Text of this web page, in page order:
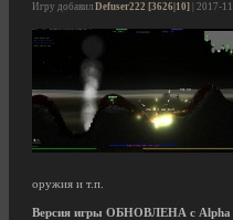
Игру добавил Defuser222 [3626|10] | 2017-
оружия и т.п.
Версия игры ОБНОВЛЕНА с Alpha